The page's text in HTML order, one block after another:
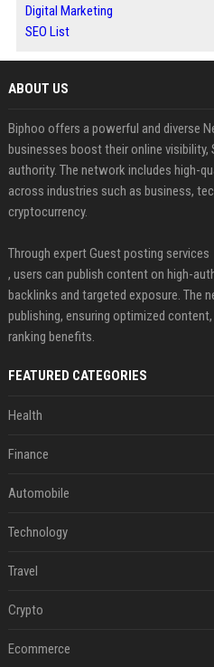
Digital Marketing
SEO List
ABOUT US
Biphoo offers a powerful and diverse
businesses boost their online visibility,
authority. The network includes high-
across industries such as business,
cryptocurrency.
Through expert Guest posting services
, users can publish content on high-
backlinks and targeted exposure. The
publishing, ensuring optimized
ranking benefits.
FEATURED CATEGORIES
Health
Finance
Automobile
Technology
Travel
Crypto
Ecommerce